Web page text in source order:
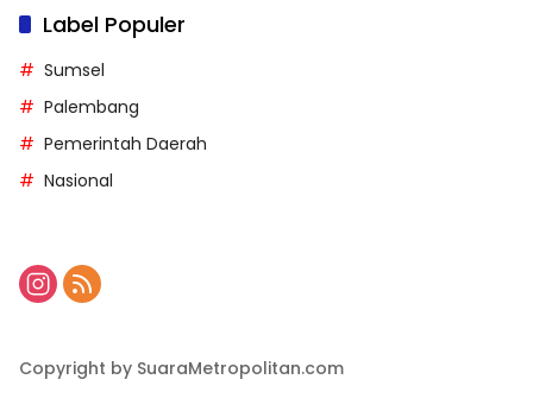
Label Populer
Sumsel
Palembang
Pemerintah Daerah
Nasional
Copyright by SuaraMetropolitan.com